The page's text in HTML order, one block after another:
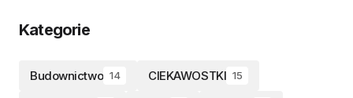
Kategorie
Budownictwo 14 CIEKAWOSTKI 15